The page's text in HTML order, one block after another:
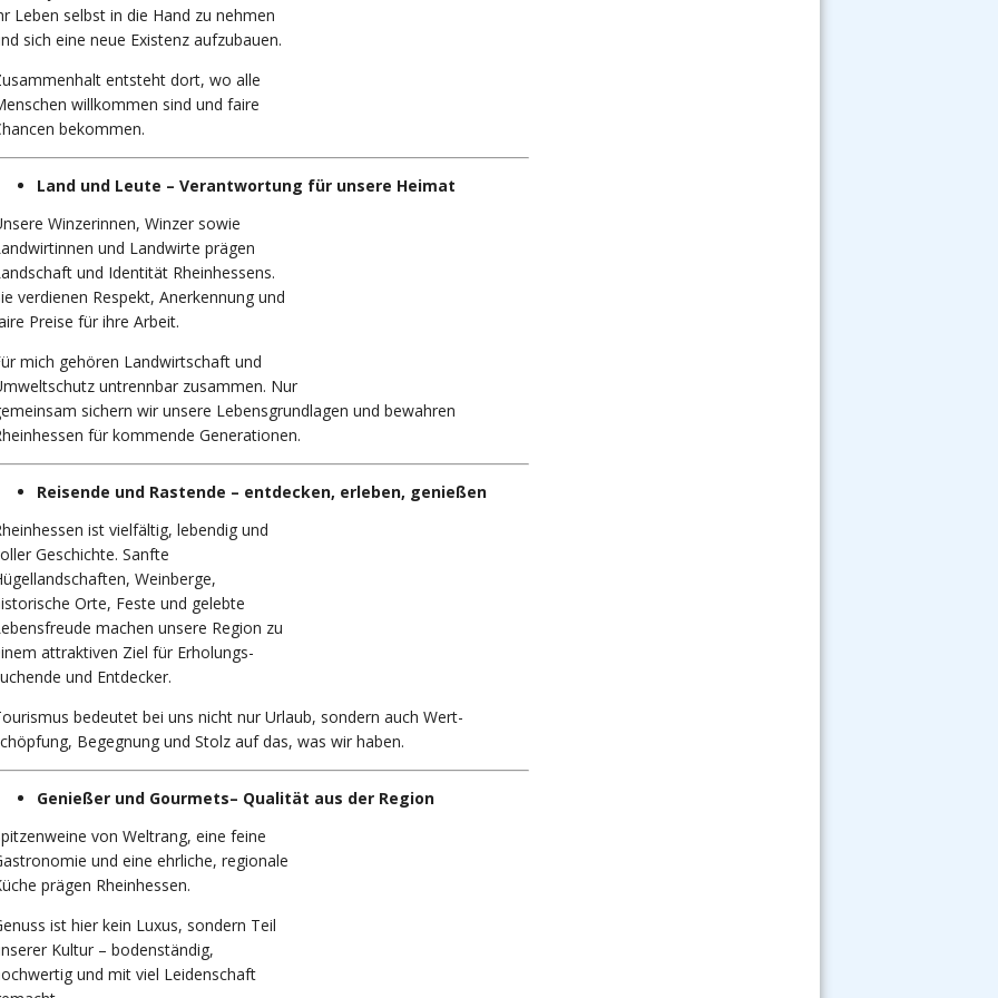
Leben selbst in die Hand zu nehmen
sich eine neue Existenz aufzubauen.
entsteht dort, wo alle
willkommen sind und faire
bekommen.
Land und Leute – Verantwortung für unsere Heimat
Winzerinnen, Winzer sowie
und Landwirte prägen
und Identität Rheinhessens.
verdienen Respekt, Anerkennung und
Preise für ihre Arbeit.
mich gehören Landwirtschaft und
untrennbar zusammen. Nur
sichern wir unsere Lebensgrundlagen und bewahren
für kommende Generationen.
Reisende und Rastende – entdecken, erleben, genießen
ist vielfältig, lebendig und
Geschichte. Sanfte
Weinberge,
Orte, Feste und gelebte
machen unsere Region zu
attraktiven Ziel für Erholungs-
und Entdecker.
bedeutet bei uns nicht nur Urlaub, sondern auch Wert-
Begegnung und Stolz auf das, was wir haben.
Genießer und Gourmets– Qualität aus der Region
von Weltrang, eine feine
und eine ehrliche, regionale
prägen Rheinhessen.
ist hier kein Luxus, sondern Teil
Kultur – bodenständig,
und mit viel Leidenschaft